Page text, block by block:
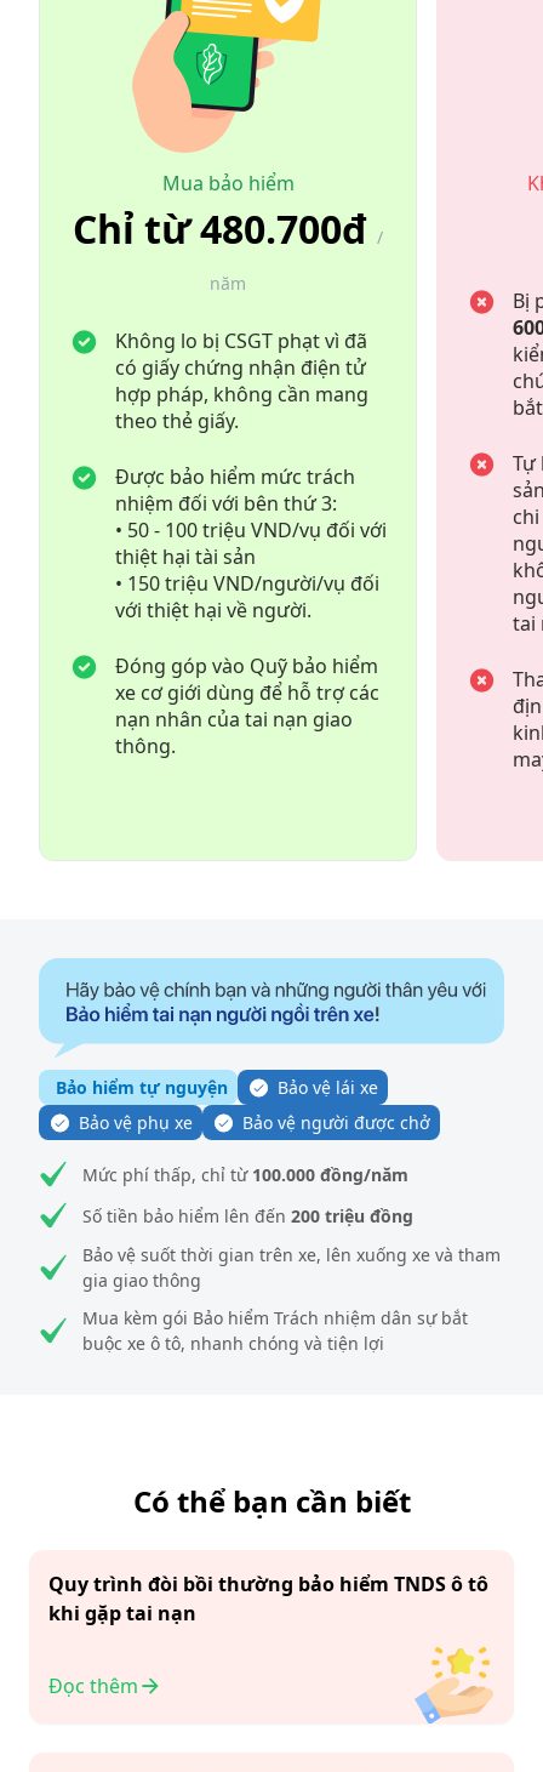
Mua bảo hiểm
Chỉ từ 480.700đ /
năm
Không lo bị CSGT phạt vì đã
có giấy chứng nhận điện tử
hợp pháp, không cần mang
theo thẻ giấy.
Được bảo hiểm mức trách
nhiệm đối với bên thứ 3:
• 50 - 100 triệu VND/vụ đối với
thiệt hại tài sản
• 150 triệu VND/người/vụ đối
với thiệt hại về người.
Đóng góp vào Quỹ bảo hiểm
xe cơ giới dùng để hỗ trợ các
nạn nhân của tai nạn giao
thông.
Bị
Tự
tai
Bảo hiểm tự nguyện
Bảo vệ lái xe
Bảo vệ phụ xe
Bảo vệ người được chở
Mức phí thấp, chỉ từ 100.000 đồng/năm
Số tiền bảo hiểm lên đến 200 triệu đồng
Bảo vệ suốt thời gian trên xe, lên xuống xe và tham
gia giao thông
Mua kèm gói Bảo hiểm Trách nhiệm dân sự bắt
buộc xe ô tô, nhanh chóng và tiện lợi
Có thể bạn cần biết
Quy trình đòi bồi thường bảo hiểm TNDS ô tô
khi gặp tai nạn
Đọc thêm